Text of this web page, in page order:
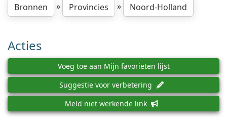
Bronnen
» Provincies » Noord-Holland
Acties
Voeg toe aan Mijn favorieten lijst
Suggestie voor verbetering
Meld niet werkende link